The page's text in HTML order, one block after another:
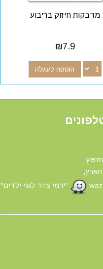
מדבקות חיזוק בריבוע
₪7.9
הוספה לעגלה
הארץ,
"ירמי ציוד לגני ילדים"